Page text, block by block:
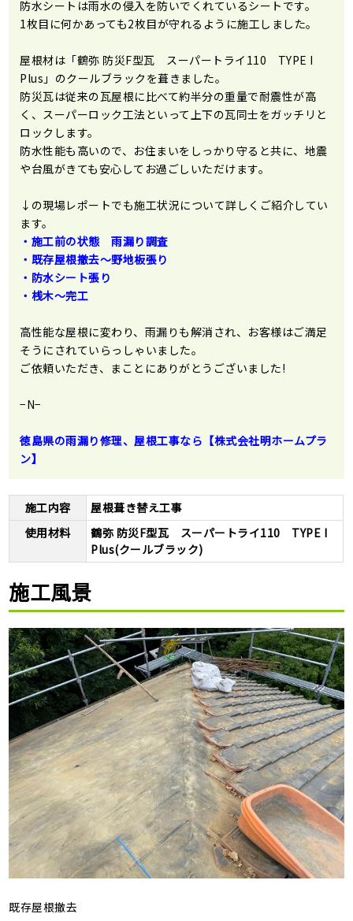
防水シートは雨水の侵入を防いでくれているシートです。
1枚目に何かあっても2枚目が守れるように施工しました。
屋根材は「鶴弥 防災F型瓦 スーパートライ110 TYPE I
Plus」のクールブラックを葺きました。
防災瓦は従来の瓦屋根に比べて約半分の重量で耐震性が高
く、スーパーロック工法といって上下の瓦同士をガッチリと
ロックします。
防水性能も高いので、お住まいをしっかり守ると共に、地震
や台風がきても安心してお過ごしいただけます。
↓の現場レポートでも施工状況について詳しくご紹介してい
ます。
・施工前の状態 雨漏り調査
・既存屋根撤去～野地板張り
・防水シート張り
・桟木～完工
高性能な屋根に変わり、雨漏りも解消され、お客様はご満足
そうにされていらっしゃいました。
ご依頼いただき、まことにありがとうございました!
−N−
徳島県の雨漏り修理、屋根工事なら【株式会社明ホームプラ
ン】
施工内容
屋根葺き替え工事
使用材料
鶴弥 防災F型瓦 スーパートライ110 TYPE I
Plus(クールブラック)
施工風景
既存屋根撤去